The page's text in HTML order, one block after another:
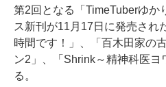
第2回となる「TimeTuberゆか
ス新刊が11月17日に発売され
時間です！」、「百木田家の
ン2」、「Shrink～精神科医
る。